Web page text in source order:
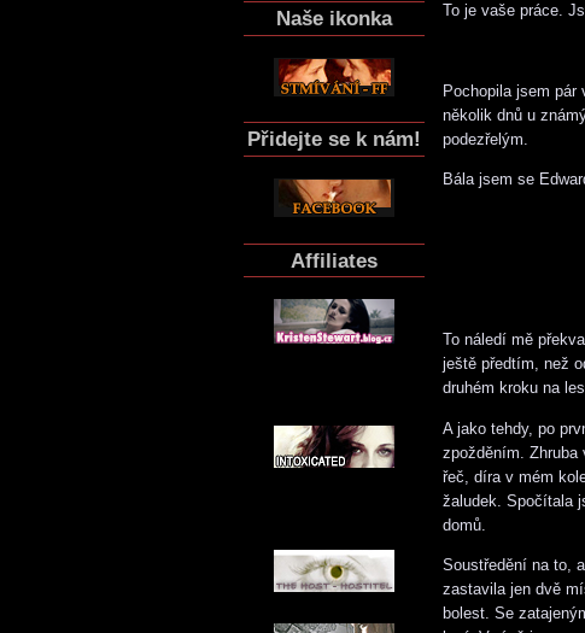
Naše ikonka
Přidejte se k nám!
Affiliates
To je vaše práce.
Pochopila jsem pár
několik dnů u
podezřelým.
Bála jsem se
To náledí mě
ještě předtím, než
druhém kroku na
A jako tehdy, po
zpožděním.
řeč, díra v mém
žaludek. Spočítala
domů.
Soustředění na to,
zastavila jen dvě
bolest. Se